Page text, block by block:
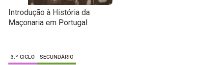
Introdução à História da
Maçonaria em Portugal
3.º CICLO SECUNDÁRIO